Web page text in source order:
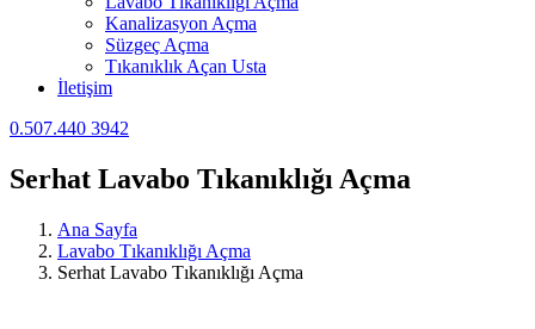
Kanalizasyon Açma
Süzgeç Açma
Tıkanıklık Açan Usta
İletişim
0.507.440 3942
Serhat Lavabo Tıkanıklığı Açma
Ana Sayfa
Lavabo Tıkanıklığı Açma
Serhat Lavabo Tıkanıklığı Açma